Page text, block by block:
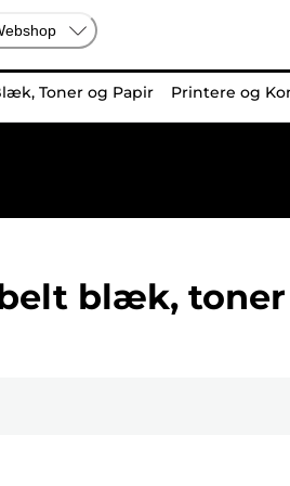
Toner og Papir Printere og
blæk,